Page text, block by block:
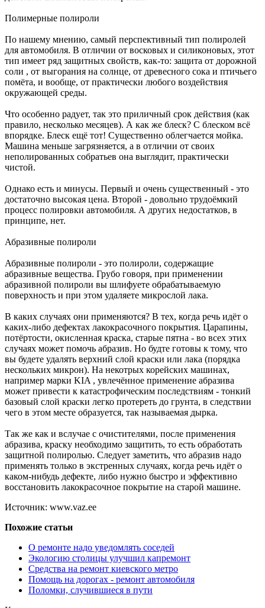
Полимерные полироли
По нашему мнению, самый перспективный тип полиролей
для автомобиля. В отличии от восковых и силиконовых, этот
тип имеет ряд защитных свойств, как-то: защита от дорожной
соли , от выгорания на солнце, от древесного сока и птичьего
помёта, и вообще, от практически любого воздействия
окружающей среды.
Что особенно радует, так это приличный срок действия (как
правило, несколько месяцев). А как же блеск? С блеском всё
впорядке. Блеск ещё тот! Существенно облегчается мойка.
Машина меньше загрязняется, а в отличии от своих
неполированных собратьев она выглядит, практически
чистой.
Однако есть и минусы. Первый и очень существенный - это
достаточно высокая цена. Второй - довольно трудоёмкий
процесс полировки автомобиля. А других недостатков, в
принципе, нет.
Абразивные полироли
Абразивные полироли - это полироли, содержащие
абразивные вещества. Грубо говоря, при применении
абразивной полироли вы шлифуете обрабатываемую
поверхность и при этом удаляете микрослой лака.
В каких случаях они применяются? В тех, когда речь идёт о
каких-либо дефектах лакокрасочного покрытия. Царапины,
потёртости, окисленная краска, старые пятна - во всех этих
случаях может помочь абразив. Но будте готовы к тому, что
вы будете удалять верхний слой краски или лака (порядка
нескольких микрон). На некотрых корейских машинах,
например марки KIA , увлечённое применение абразива
может привести к катастрофическим последствиям - тонкий
базовый слой краски легко протереть до грунта, в следствии
чего в этом месте образуется, так называемая дырка.
Так же как и вслучае с очистителями, после применения
абразива, краску необходимо защитить, то есть обработать
защитной полиролью. Следует заметить, что абразив надо
применять только в экстренных случаях, когда речь идёт о
каком-нибудь дефекте, либо нужно быстро и эффективно
восстановить лакокрасочное покрытие на старой машине.
Источник: www.vaz.ee
Похожие статьи
О ремонте надо уведомлять соседей
Экологию столицы улучшил капремонт
Средства на ремонт киевского метро
Помощь на дорогах - ремонт автомобиля
Поломки, случившиеся в пути